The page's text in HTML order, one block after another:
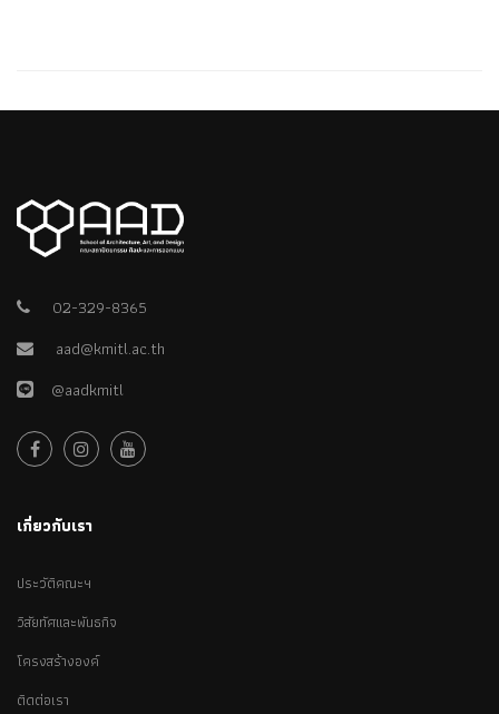
02-329-8365
aad@kmitl.ac.th
@aadkmitl
เกี่ยวกับเรา
ประวัติคณะฯ
วิสัยทัศและพันธกิจ
โครงสร้างองค์
ติดต่อเรา